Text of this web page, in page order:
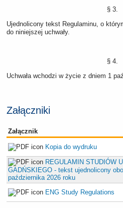
§ 3.
Ujednolicony tekst Regulaminu, o
do niniejszej uchwały.
§ 4.
Uchwała wchodzi w życie z dniem 1
Załączniki
Załącznik
Kopia do wydruku
REGULAMIN STUDIÓW
GADŃSKIEGO - tekst ujednolicony
października 2026 roku
ENG Study Regulations